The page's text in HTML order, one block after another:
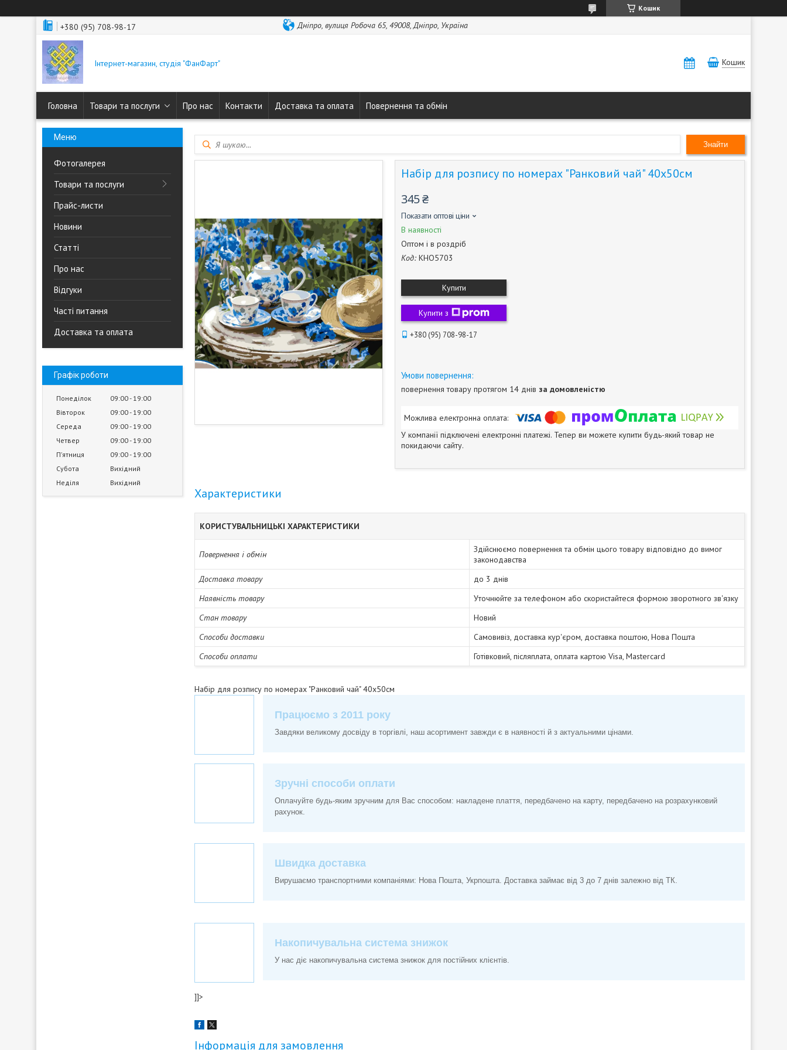
Кошик
+380 (95) 708-98-17 Дніпро, вулиця Робоча 65, 49008, Дніпро, Україна
Інтернет-магазин, студія "ФанФарт" Кошик
Головна Товари та послуги Про нас Контакти Доставка та оплата Повернення та обмін
Фотогалерея
Товари та послуги
Прайс-листи
Новини
Статті
Про нас
Відгуки
Часті питання
Доставка та оплата
Графік роботи
Понеділок 09:00 19:00
Вівторок
09:00 19:00
Середа
09:00 19:00
Четвер
09:00 19:00
Пʼятниця
09:00 19:00
Субота
Вихідний
Неділя
Вихідний
Знайти
Набір для розпису по номерах "Ранковий чай" 40х50см
345 ₴
Показати оптові ціни
В наявності
Оптом і в роздріб
Код: КНО5703
Купити
Купити з
+380 (95) 708-98-17
повернення товару протягом 14 днів за домовленістю
У компанії підключені електронні платежі. Тепер ви можете купити будь-який товар не
покидаючи сайту.
Характеристики
КОРИСТУВАЛЬНИЦЬКІ ХАРАКТЕРИСТИКИ
Повернення і обмін
Здійснюємо повернення та обмін цього товару відповідно до вимог
законодавства
Доставка товару
до 3 днів
Наявність товару
Уточнюйте за телефоном або скористайтеся формою зворотного зв'язку
Стан товару
Новий
Способи доставки
Самовивіз, доставка кур'єром, доставка поштою, Нова Пошта
Способи оплати
Готівковий, післяплата, оплата картою Visa, Mastercard
Набір для розпису по номерах "Ранковий чай" 40х50см
Працюємо з 2011 року
Завдяки великому досвіду в торгівлі, наш асортимент завжди є в наявності й з актуальними цінами.
Зручні способи оплати
Оплачуйте будь-яким зручним для Вас способом: накладене плаття, передбачено на карту, передбачено на розрахунковий
рахунок.
Швидка доставка
Вирушаємо транспортними компаніями: Нова Пошта, Укрпошта. Доставка займає від 3 до 7 днів залежно від ТК.
Накопичувальна система знижок
У нас діє накопичувальна система знижок для постійних клієнтів.
]]>
Інформація для замовлення